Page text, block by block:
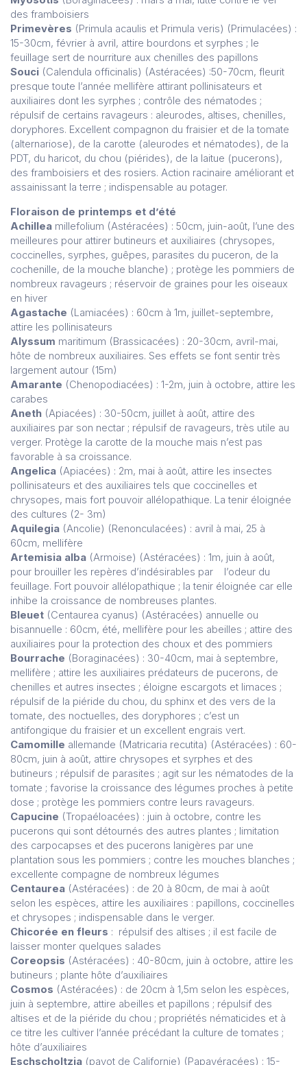
des framboisiers
Primevères (Primula acaulis et Primula veris) (Primulacées) :
15-30cm, février à avril, attire bourdons et syrphes ; le
feuillage sert de nourriture aux chenilles des papillons
Souci (Calendula officinalis) (Astéracées) :50-70cm, fleurit
presque toute l’année mellifère attirant pollinisateurs et
auxiliaires dont les syrphes ; contrôle des nématodes ;
répulsif de certains ravageurs : aleurodes, altises, chenilles,
doryphores. Excellent compagnon du fraisier et de la tomate
(alternariose), de la carotte (aleurodes et nématodes), de la
PDT, du haricot, du chou (piérides), de la laitue (pucerons),
des framboisiers et des rosiers. Action racinaire améliorant et
assainissant la terre ; indispensable au potager.
Floraison de printemps et d’été
Achillea millefolium (Astéracées) : 50cm, juin-août, l’une des
meilleures pour attirer butineurs et auxiliaires (chrysopes,
coccinelles, syrphes, guêpes, parasites du puceron, de la
cochenille, de la mouche blanche) ; protège les pommiers de
nombreux ravageurs ; réservoir de graines pour les oiseaux
en hiver
Agastache (Lamiacées) : 60cm à 1m, juillet-septembre,
attire les pollinisateurs
Alyssum maritimum (Brassicacées) : 20-30cm, avril-mai,
hôte de nombreux auxiliaires. Ses effets se font sentir très
largement autour (15m)
Amarante (Chenopodiacées) : 1-2m, juin à octobre, attire les
carabes
Aneth (Apiacées) : 30-50cm, juillet à août, attire des
auxiliaires par son nectar ; répulsif de ravageurs, très utile au
verger. Protège la carotte de la mouche mais n’est pas
favorable à sa croissance.
Angelica (Apiacées) : 2m, mai à août, attire les insectes
pollinisateurs et des auxiliaires tels que coccinelles et
chrysopes, mais fort pouvoir allélopathique. La tenir éloignée
des cultures (2- 3m)
Aquilegia (Ancolie) (Renonculacées) : avril à mai, 25 à
60cm, mellifère
Artemisia alba (Armoise) (Astéracées) : 1m, juin à août,
pour brouiller les repères d’indésirables par l’odeur du
feuillage. Fort pouvoir allélopathique ; la tenir éloignée car elle
inhibe la croissance de nombreuses plantes.
Bleuet (Centaurea cyanus) (Astéracées) annuelle ou
bisannuelle : 60cm, été, mellifère pour les abeilles ; attire des
auxiliaires pour la protection des choux et des pommiers
Bourrache (Boraginacées) : 30-40cm, mai à septembre,
mellifère ; attire les auxiliaires prédateurs de pucerons, de
chenilles et autres insectes ; éloigne escargots et limaces ;
répulsif de la piéride du chou, du sphinx et des vers de la
tomate, des noctuelles, des doryphores ; c’est un
antifongique du fraisier et un excellent engrais vert.
Camomille allemande (Matricaria recutita) (Astéracées) : 60-
80cm, juin à août, attire chrysopes et syrphes et des
butineurs ; répulsif de parasites ; agit sur les nématodes de la
tomate ; favorise la croissance des légumes proches à petite
dose ; protège les pommiers contre leurs ravageurs.
Capucine (Tropaéloacées) : juin à octobre, contre les
pucerons qui sont détournés des autres plantes ; limitation
des carpocapses et des pucerons lanigères par une
plantation sous les pommiers ; contre les mouches blanches ;
excellente compagne de nombreux légumes
Centaurea (Astéracées) : de 20 à 80cm, de mai à août
selon les espèces, attire les auxiliaires : papillons, coccinelles
et chrysopes ; indispensable dans le verger.
Chicorée en fleurs : répulsif des altises ; il est facile de
laisser monter quelques salades
Coreopsis (Astéracées) : 40-80cm, juin à octobre, attire les
butineurs ; plante hôte d’auxiliaires
Cosmos (Astéracées) : de 20cm à 1,5m selon les espèces,
juin à septembre, attire abeilles et papillons ; répulsif des
altises et de la piéride du chou ; propriétés nématicides et à
ce titre les cultiver l’année précédant la culture de tomates ;
hôte d’auxiliaires
Eschscholtzia (pavot de Californie) (Papavéracées) : 15-